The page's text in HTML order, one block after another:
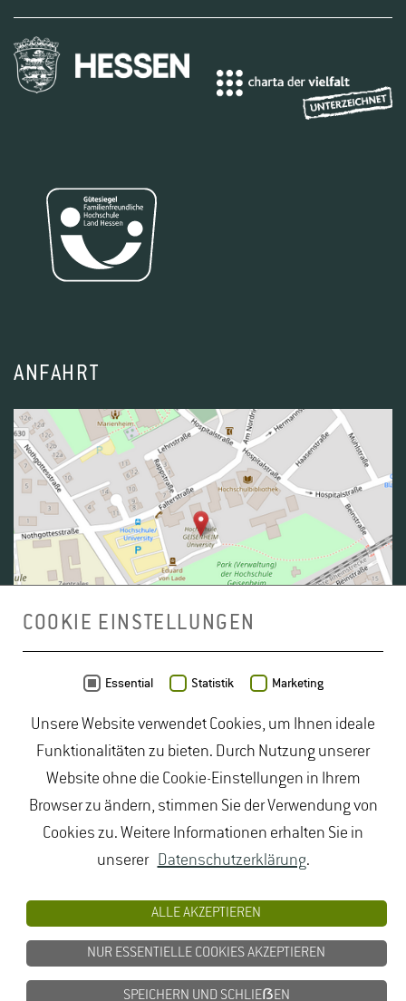
ANFAHRT
OpenStreetMap - Veröffentlicht unterODbL
duales Studium Gartenbau| Gartenbau Studium|
Lebensmittelrecht Studium|Lebensmittelsicherheit
Studium| Naturschutz Studium|Oenologie
Studium| Studiengang Logistik|Studiengänge
Lebensmittel |Studiengänge Natur| Studiengänge
Studium Landschaftsarchitektur
Studium Lebensmittel|Studium
Lebensmittelsicherheit|Studium Logistik|Studium
Studium Naturschutz|Studium
COOKIE EINSTELLUNGEN
Essential Statistik Marketing
Unsere Website verwendet Cookies, um Ihnen ideale
Funktionalitäten zu bieten. Durch Nutzung unserer
Website ohne die Cookie-Einstellungen in Ihrem
Browser zu ändern, stimmen Sie der Verwendung von
Cookies zu. Weitere Informationen erhalten Sie in
unserer Datenschutzerklärung.
ALLE AKZEPTIEREN
NUR ESSENTIELLE COOKIES AKZEPTIEREN
SPEICHERN UND SCHLIEẞEN